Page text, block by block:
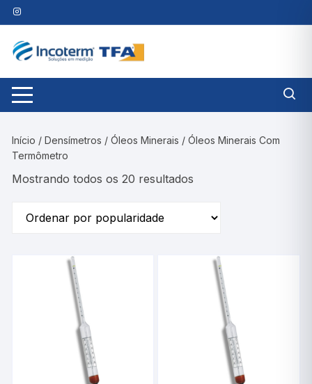
Pular
para
conteúdo
Início /Densímetros /Óleos Minerais / Óleos Minerais Com
Termômetro
Mostrando todos os 20 resultados